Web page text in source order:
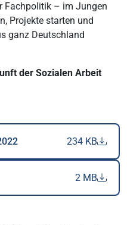
Fachpolitik – im Jungen
Projekte starten und
ganz Deutschland
der Sozialen Arbeit
234 KB
2 MB